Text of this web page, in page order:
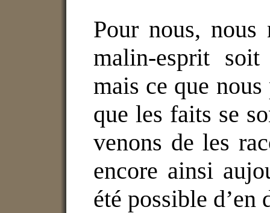
Pour nous,
malin-esprit
mais ce que
que les faits se
venons de les
encore ainsi
été possible d’en